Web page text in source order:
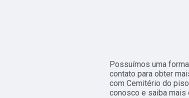
Possuímos uma
contato para obter
com Cemitério do
conosco e saiba mais